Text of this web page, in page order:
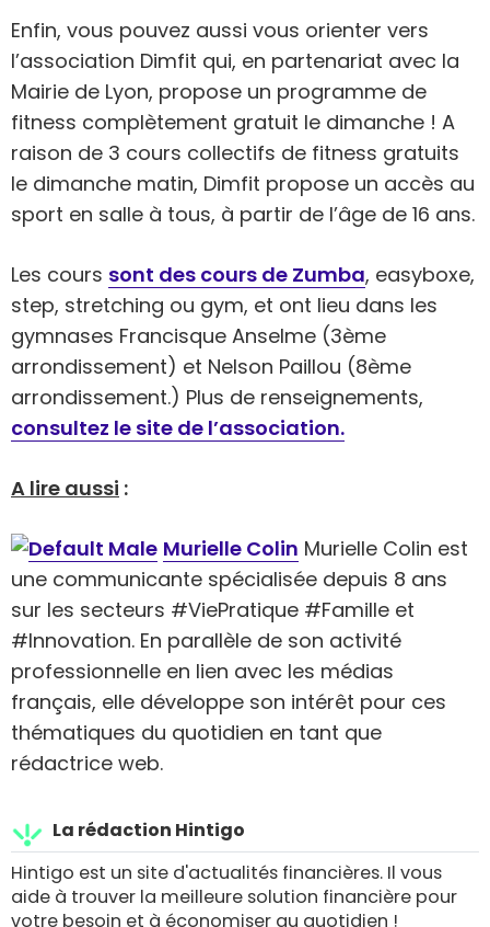
Enfin, vous pouvez aussi vous orienter vers
l’association Dimfit qui, en partenariat avec la
Mairie de Lyon, propose un programme de
fitness complètement gratuit le dimanche ! A
raison de 3 cours collectifs de fitness gratuits
le dimanche matin, Dimfit propose un accès au
sport en salle à tous, à partir de l’âge de 16 ans.
Les cours sont des cours de Zumba, easyboxe,
step, stretching ou gym, et ont lieu dans les
gymnases Francisque Anselme (3ème
arrondissement) et Nelson Paillou (8ème
arrondissement.) Plus de renseignements,
consultez le site de l’association.
A lire aussi :
Murielle Colin Murielle Colin est
une communicante spécialisée depuis 8 ans
sur les secteurs #ViePratique #Famille et
#Innovation. En parallèle de son activité
professionnelle en lien avec les médias
français, elle développe son intérêt pour ces
thématiques du quotidien en tant que
rédactrice web.
La rédaction Hintigo
Hintigo est un site d'actualités financières. Il vous
aide à trouver la meilleure solution financière pour
votre besoin et à économiser au quotidien !